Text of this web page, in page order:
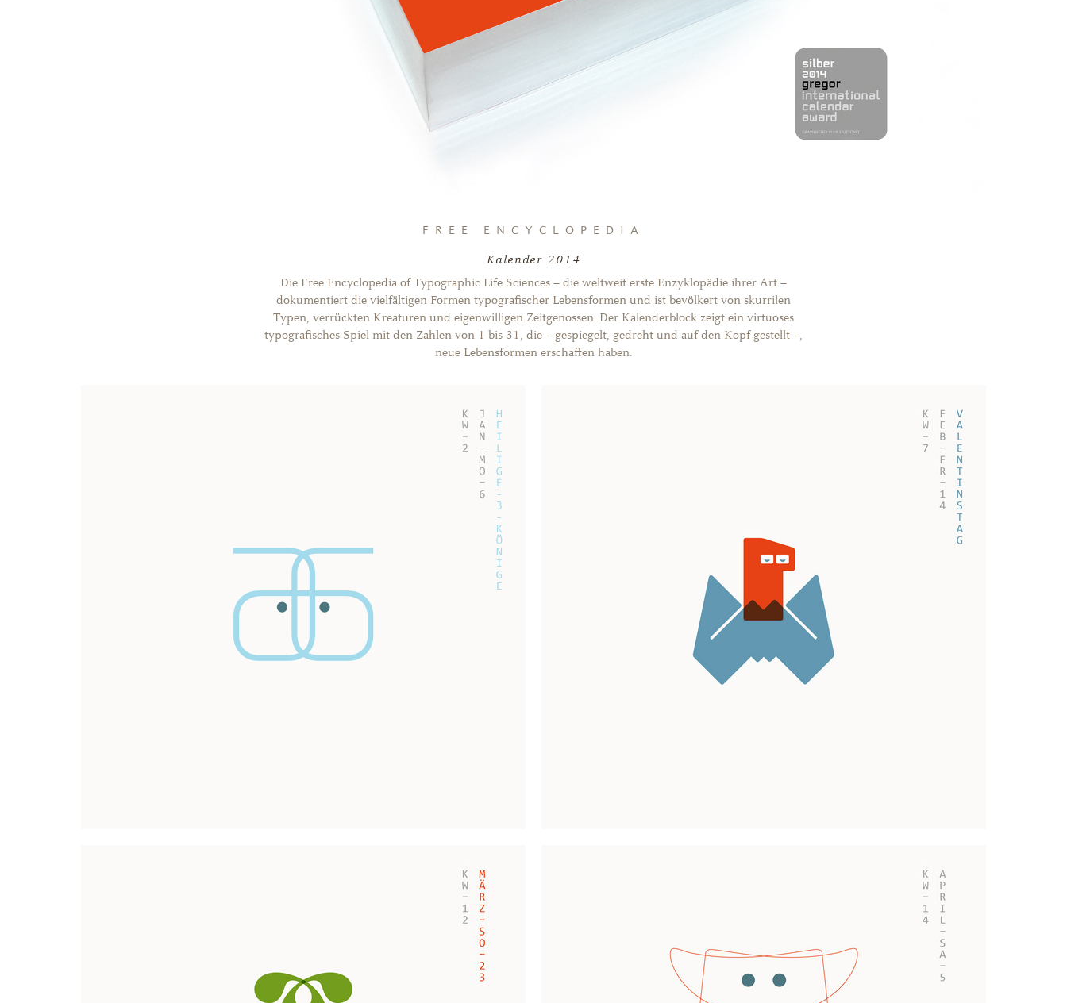
FREE ENCYCLOPEDIA
Kalender 2014
Die Free Encyclopedia of Typographic Life Sciences – die weltweit erste Enzyklopädie ihrer Art –
dokumentiert die vielfältigen Formen typografischer Lebensformen und ist bevölkert von skurrilen
Typen, verrückten Kreaturen und eigenwilligen Zeitgenossen. Der Kalenderblock zeigt ein virtuoses
typografisches Spiel mit den Zahlen von 1 bis 31, die – gespiegelt, gedreht und auf den Kopf gestellt –,
neue Lebensformen erschaffen haben.